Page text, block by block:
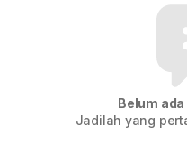
Belum
Jadilah yang